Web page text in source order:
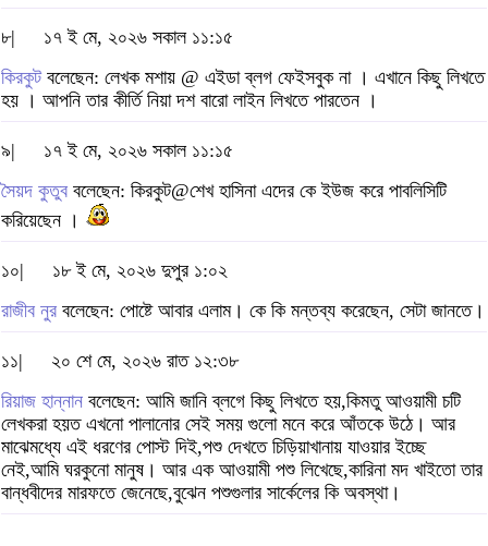
৮|
১৭ ই মে, ২০২৬ সকাল ১১:১৫
কিরকুটবলেছেন: লেখক মশায় @ এইডা ব্লগ ফেইসবুক না । এখানে কিছু লিখতে
হয় । আপনি তার কীর্তি নিয়া দশ বারো লাইন লিখতে পারতেন ।
৯|
১৭ ই মে, ২০২৬ সকাল ১১:১৫
সৈয়দ কুতুব বলেছেন: কিরকুট@শেখ হাসিনা এদের কে ইউজ করে পাবলিসিটি
করিয়েছেন ।
১০|
১৮ ই মে, ২০২৬ দুপুর ১:০২
রাজীব নুর বলেছেন: পোষ্টে আবার এলাম। কে কি মন্তব্য করেছেন, সেটা জানতে।
১১|
২০ শে মে, ২০২৬ রাত ১২:৩৮
রিয়াজ হান্নান বলেছেন: আমি জানি ব্লগে কিছু লিখতে হয়,কিমতু আওয়ামী চটি
লেখকরা হয়ত এখনো পালানোর সেই সময় গুলো মনে করে আঁতকে উঠে। আর
মাঝেমধ্যে এই ধরণের পোস্ট দিই,পশু দেখতে চিড়িয়াখানায় যাওয়ার ইচ্ছে
নেই,আমি ঘরকুনো মানুষ। আর এক আওয়ামী পশু লিখেছে,কারিনা মদ খাইতো তার
বান্ধবীদের মারফতে জেনেছে,বুঝেন পশুগুলার সার্কেলের কি অবস্থা।